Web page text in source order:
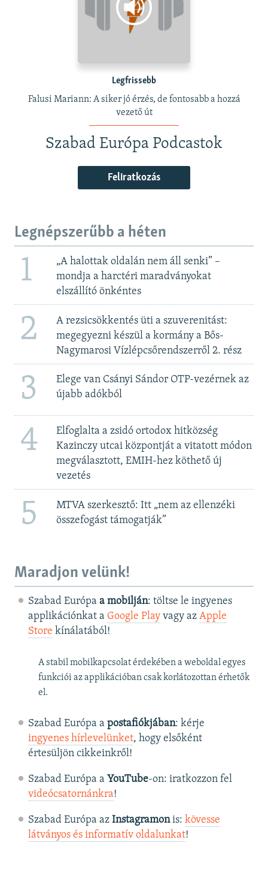
Legfrissebb
Falusi Mariann: A siker jó érzés, de fontosabb a hozzá
vezető út
Szabad Európa Podcastok
Feliratkozás
Legnépszerűbb a héten
1
„A halottak oldalán nem áll senki” –
mondja a harctéri maradványokat
elszállító önkéntes
2
A rezsicsökkentés üti a szuverenitást:
megegyezni készül a kormány a Bős-
Nagymarosi Vízlépcsőrendszerről 2. rész
3
Elege van Csányi Sándor OTP-vezérnek az
újabb adókból
4
Elfoglalta a zsidó ortodox hitközség
Kazinczy utcai központját a vitatott módon
megválasztott, EMIH-hez köthető új
vezetés
5
MTVA szerkesztő: Itt „nem az ellenzéki
összefogást támogatják”
Maradjon velünk!
Szabad Európa a mobilján: töltse le ingyenes
applikációnkat a Google Playvagy az Apple
Store kínálatából!
A stabil mobilkapcsolat érdekében a weboldal egyes
funkciói az applikációban csak korlátozottan érhetők
el.
Szabad Európa a postafiókjában: kérje
ingyenes hírlevelünket, hogy elsőként
értesüljön cikkeinkről!
Szabad Európa a YouTube-on: iratkozzon fel
videócsatornánkra!
Szabad Európa az Instagramonis: kövesse
látványos és informatív oldalunkat! ​